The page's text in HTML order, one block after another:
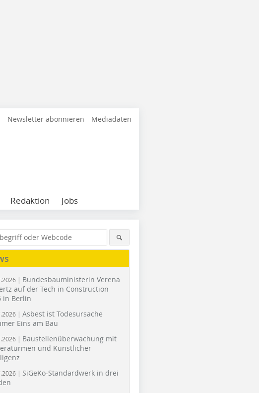
Newsletter abonnieren Mediadaten
Redaktion Jobs
| Bundesbauministerin Verena
auf der Tech in Construction
in Berlin
| Asbest ist Todesursache
Eins am Bau
| Baustellenüberwachung mit
und Künstlicher
| SiGeKo-Standardwerk in drei